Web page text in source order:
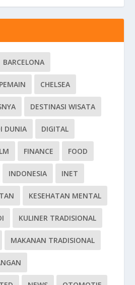
BARCELONA
CHELSEA
DESTINASI WISATA
DUNIA DIGITAL
FINANCE FOOD
INDONESIA INET
KESEHATAN MENTAL
KULINER TRADISIONAL
MAKANAN TRADISIONAL